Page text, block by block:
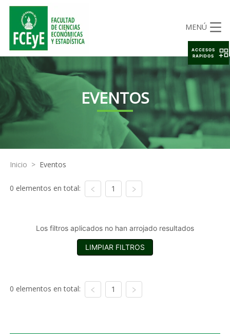
MENÚ
EVENTOS
Inicio > Eventos
0 elementos en total: 1
Los filtros aplicados no han arrojado resultados
LIMPIAR FILTROS
0 elementos en total: 1
ACCESOS
RAPIDOS